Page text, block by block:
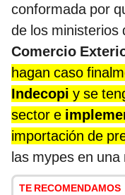
conformada por
de los ministerios
Comercio
hagan caso
Indecopi y se
sector e
importación de
las mypes en
TE RECOMENDAMOS